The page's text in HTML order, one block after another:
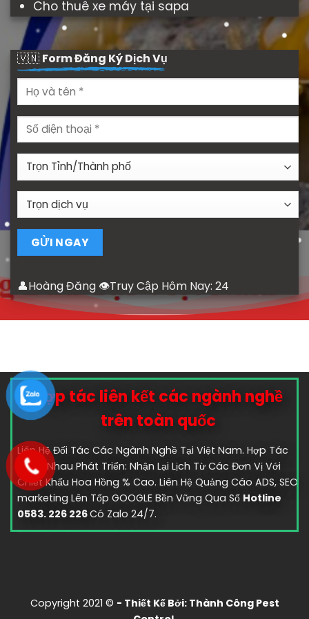
Cho thuê xe máy tại sapa
🇻🇳 Form Đăng Ký Dịch Vụ
👤Hoàng Đăng 👁Truy Cập Hôm Nay: 24
Hợp tác liên kết các ngành nghề
trên toàn quốc
Liên Hệ Đối Tác Các Ngành Nghề Tại Việt Nam. Hợp Tác
Cùng Nhau Phát Triển: Nhận Lại Lịch Từ Các Đơn Vị Với
Chiết Khấu Hoa Hồng % Cao. Liên Hệ Quảng Cáo ADS, SEO
marketing Lên Tốp GOOGLE Bền Vững Qua Số Hotline
0583. 226 226Có Zalo 24/7.
Copyright 2021 © - Thiết Kế Bởi: Thành Công Pest